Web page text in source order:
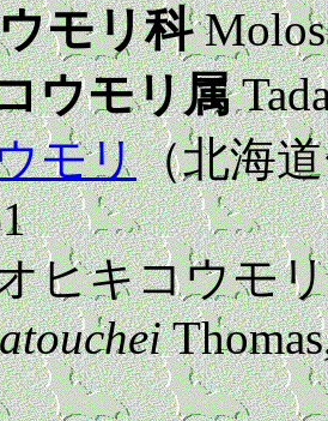
モリ科
ウモリ属
モリ（北海
ヒキコウモ